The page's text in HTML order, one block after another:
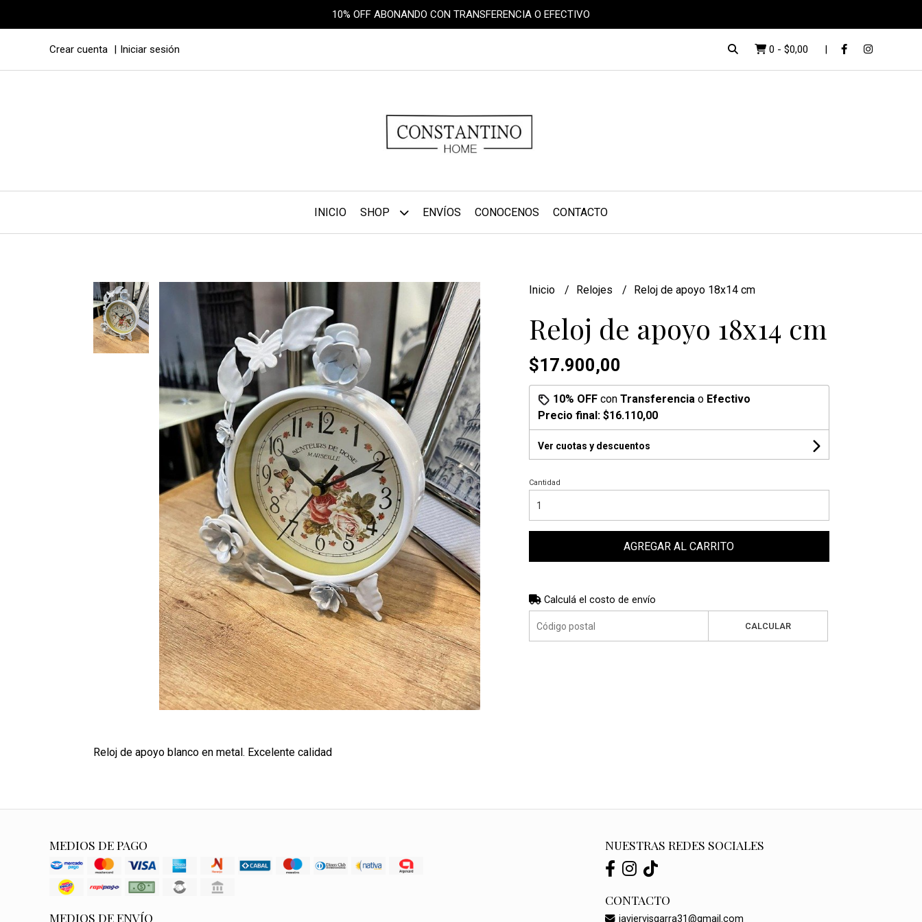
10% OFF ABONANDO CON TRANSFERENCIA O EFECTIVO
Crear cuenta Iniciar sesión 0 - $0,00
INICIO SHOP ENVÍOS CONOCENOS CONTACTO
Reloj de apoyo blanco en metal. Excelente calidad
Inicio Relojes Reloj de apoyo 18x14 cm
Reloj de apoyo 18x14 cm
$17.900,00
10% OFFcon Transferenciao Efectivo
Precio final: $16.110,00
Ver cuotas y descuentos
Cantidad
AGREGAR AL CARRITO
Calculá el costo de envío
CALCULAR
MEDIOS DE PAGO
MEDIOS DE ENVÍO
NUESTRAS REDES SOCIALES
CONTACTO
javiervisgarra31@gmail.com